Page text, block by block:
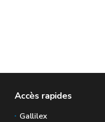
Accès rapides
Gallilex